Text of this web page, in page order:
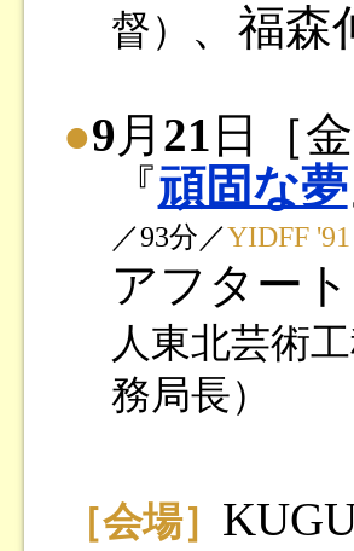
督） 、福森
●9 月 21 日［
『頑固な夢
／93分／YIDFF '91
アフター
人東北芸術
務局長）
［会場］